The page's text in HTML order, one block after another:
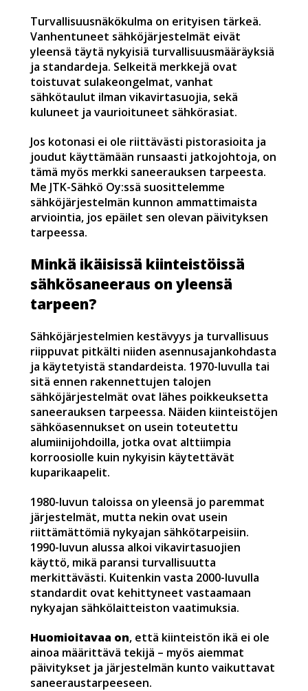
Turvallisuusnäkökulma on erityisen tärkeä.
Vanhentuneet sähköjärjestelmät eivät
yleensä täytä nykyisiä turvallisuusmääräyksiä
ja standardeja. Selkeitä merkkejä ovat
toistuvat sulakeongelmat, vanhat
sähkötaulut ilman vikavirtasuojia, sekä
kuluneet ja vaurioituneet sähkörasiat.
Jos kotonasi ei ole riittävästi pistorasioita ja
joudut käyttämään runsaasti jatkojohtoja, on
tämä myös merkki saneerauksen tarpeesta.
Me JTK-Sähkö Oy:ssä suosittelemme
sähköjärjestelmän kunnon ammattimaista
arviointia, jos epäilet sen olevan päivityksen
tarpeessa.
Minkä ikäisissä kiinteistöissä
sähkösaneeraus on yleensä
tarpeen?
Sähköjärjestelmien kestävyys ja turvallisuus
riippuvat pitkälti niiden asennusajankohdasta
ja käytetyistä standardeista. 1970-luvulla tai
sitä ennen rakennettujen talojen
sähköjärjestelmät ovat lähes poikkeuksetta
saneerauksen tarpeessa. Näiden kiinteistöjen
sähköasennukset on usein toteutettu
alumiinijohdoilla, jotka ovat alttiimpia
korroosiolle kuin nykyisin käytettävät
kuparikaapelit.
1980-luvun taloissa on yleensä jo paremmat
järjestelmät, mutta nekin ovat usein
riittämättömiä nykyajan sähkötarpeisiin.
1990-luvun alussa alkoi vikavirtasuojien
käyttö, mikä paransi turvallisuutta
merkittävästi. Kuitenkin vasta 2000-luvulla
standardit ovat kehittyneet vastaamaan
nykyajan sähkölaitteiston vaatimuksia.
Huomioitavaa on, että kiinteistön ikä ei ole
ainoa määrittävä tekijä – myös aiemmat
päivitykset ja järjestelmän kunto vaikuttavat
saneeraustarpeeseen.